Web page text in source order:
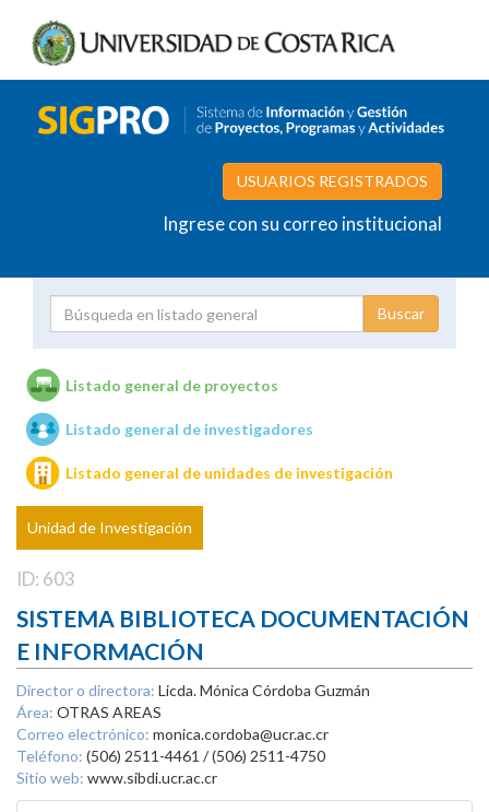
USUARIOS REGISTRADOS
Ingrese con su correo institucional
Unidades de investigación
Listado general de proyectos
Listado general de investigadores
Listado general de unidades de investigación
Unidad de Investigación
ID: 603
SISTEMA BIBLIOTECA DOCUMENTACIÓN
E INFORMACIÓN
Director o directora: Licda. Mónica Córdoba Guzmán
Área: OTRAS AREAS
Correo electrónico: monica.cordoba@ucr.ac.cr
Teléfono: (506) 2511-4461 / (506) 2511-4750
Sitio web: www.sibdi.ucr.ac.cr